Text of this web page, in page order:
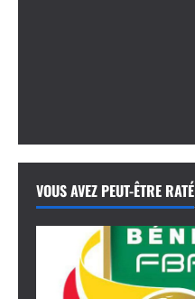
i
c
l
e
VOUS AVEZ PEUT-ÊTRE RATÉ